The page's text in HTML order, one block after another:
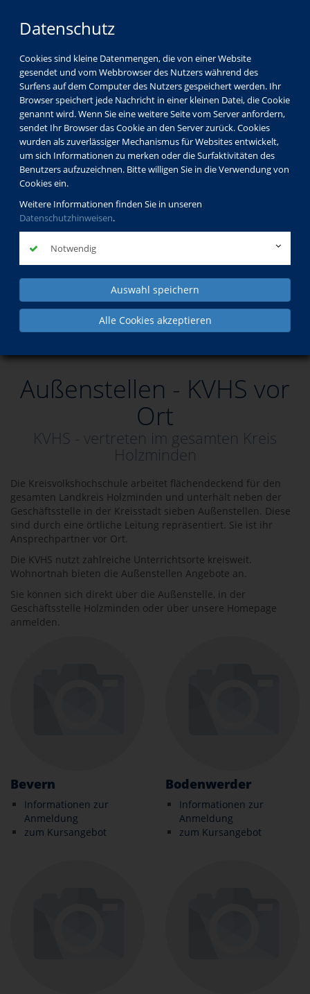
Datenschutz
Cookies sind kleine Datenmengen, die von einer Website
gesendet und vom Webbrowser des Nutzers während des
Surfens auf dem Computer des Nutzers gespeichert werden. Ihr
Browser speichert jede Nachricht in einer kleinen Datei, die Cookie
genannt wird. Wenn Sie eine weitere Seite vom Server anfordern,
sendet Ihr Browser das Cookie an den Server zurück. Cookies
wurden als zuverlässiger Mechanismus für Websites entwickelt,
um sich Informationen zu merken oder die Surfaktivitäten des
Benutzers aufzuzeichnen. Bitte willigen Sie in die Verwendung von
Cookies ein.
Weitere Informationen finden Sie in unseren
Datenschutzhinweisen.
Notwendig
Auswahl speichern
Alle Cookies akzeptieren
Außenstellen
Außenstellen - KVHS vor
Ort
KVHS - vertreten im gesamten Kreis
Holzminden
Die Kreisvolkshochschule arbeitet flächendeckend für den
gesamten Landkreis Holzminden und unterhält neben der
Geschäftsstelle in der Kreisstadt sieben Außenstellen. Diese
sind durch eine örtliche Leitung repräsentiert. Sie ist ihr
Ansprechpartner vor Ort.
Die KVHS nutzt zahlreiche Unterrichtsorte kreisweit.
Wohnortnah bieten die Außenstellen Angebote an.
Sie können sich direkt über die Außenstelle, in der
Geschäftsstelle Holzminden oder über unsere Homepage
anmelden.
Bevern
Informationen zur
Anmeldung
zum Kursangebot
Bodenwerder
Informationen zur
Anmeldung
zum Kursangebot